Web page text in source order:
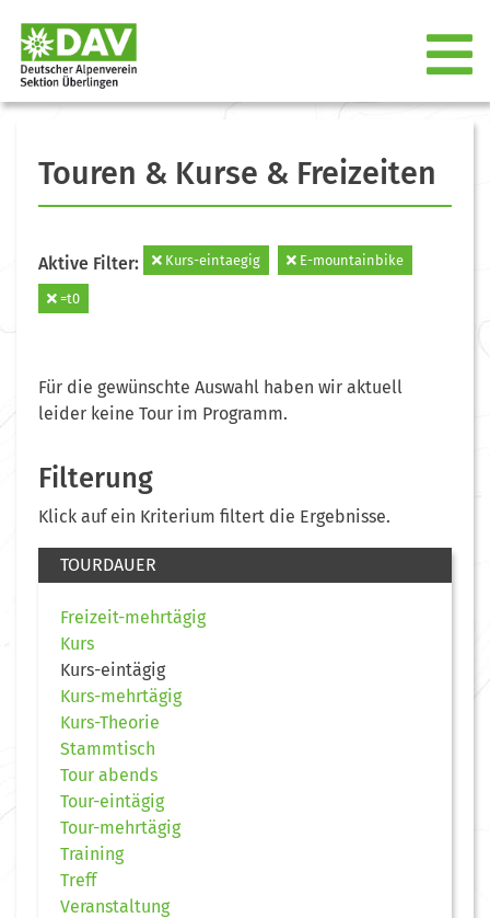
Touren & Kurse & Freizeiten
Aktive Filter: Kurs-eintaegig E-mountainbike
=t0
Für die gewünschte Auswahl haben wir aktuell
leider keine Tour im Programm.
Filterung
Klick auf ein Kriterium filtert die Ergebnisse.
TOURDAUER
Freizeit-mehrtägig
Kurs
Kurs-eintägig
Kurs-mehrtägig
Kurs-Theorie
Stammtisch
Tour abends
Tour-eintägig
Tour-mehrtägig
Training
Treff
Veranstaltung